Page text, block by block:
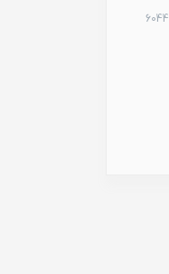
لگو قلعه کامل هاگوارتز هری پاتر 6044